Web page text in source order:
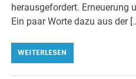
herausgefordert. Erneuerung
Ein paar Worte dazu aus der
WEITERLESEN